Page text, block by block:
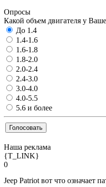
Опросы
Какой объем двигателя у
До 1.4
1.4-1.6
1.6-1.8
1.8-2.0
2.0-2.4
2.4-3.0
3.0-4.0
4.0-5.5
5.6 и более
Наша реклама
{T_LINK}
0
Jeep Patriot вот что означает